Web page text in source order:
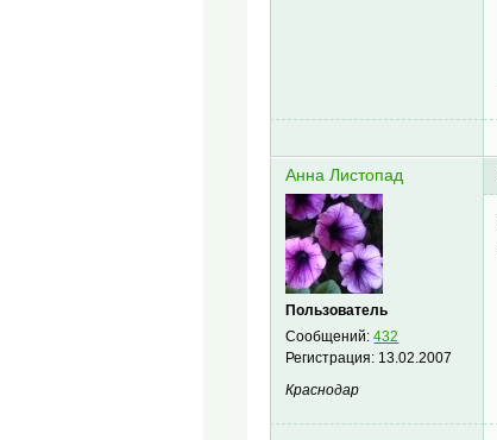
Анна Листопад
Пользователь
Сообщений:432
Регистрация: 13.02.2007
Краснодар